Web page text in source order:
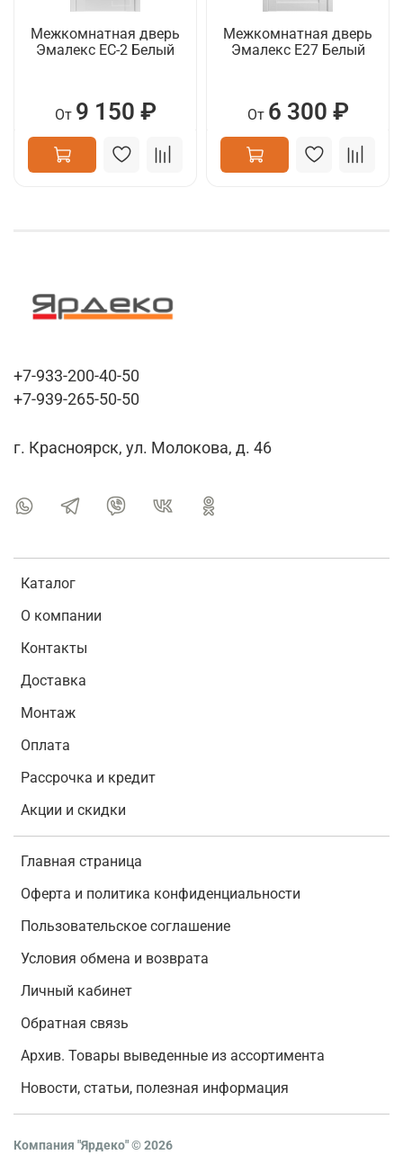
Межкомнатная дверь
Эмалекс ЕC-2 Белый
От 9 150 ₽
Межкомнатная дверь
Эмалекс E27 Белый
От 6 300 ₽
Каталог
О компании
Контакты
Доставка
Монтаж
Оплата
Рассрочка и кредит
Акции и скидки
Главная страница
Оферта и политика конфиденциальности
Пользовательское соглашение
Условия обмена и возврата
Личный кабинет
Обратная связь
Архив. Товары выведенные из ассортимента
Новости, статьи, полезная информация
+7-933-200-40-50
+7-939-265-50-50
г. Красноярск, ул. Молокова, д. 46
Компания "Ярдеко"©2026